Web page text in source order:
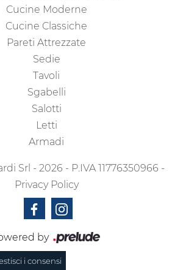
Cucine Moderne
Cucine Classiche
Pareti Attrezzate
Sedie
Tavoli
Sgabelli
Salotti
Letti
Armadi
Srl - 2026 - P.IVA 11776350966 -
Privacy Policy
by
i consensi